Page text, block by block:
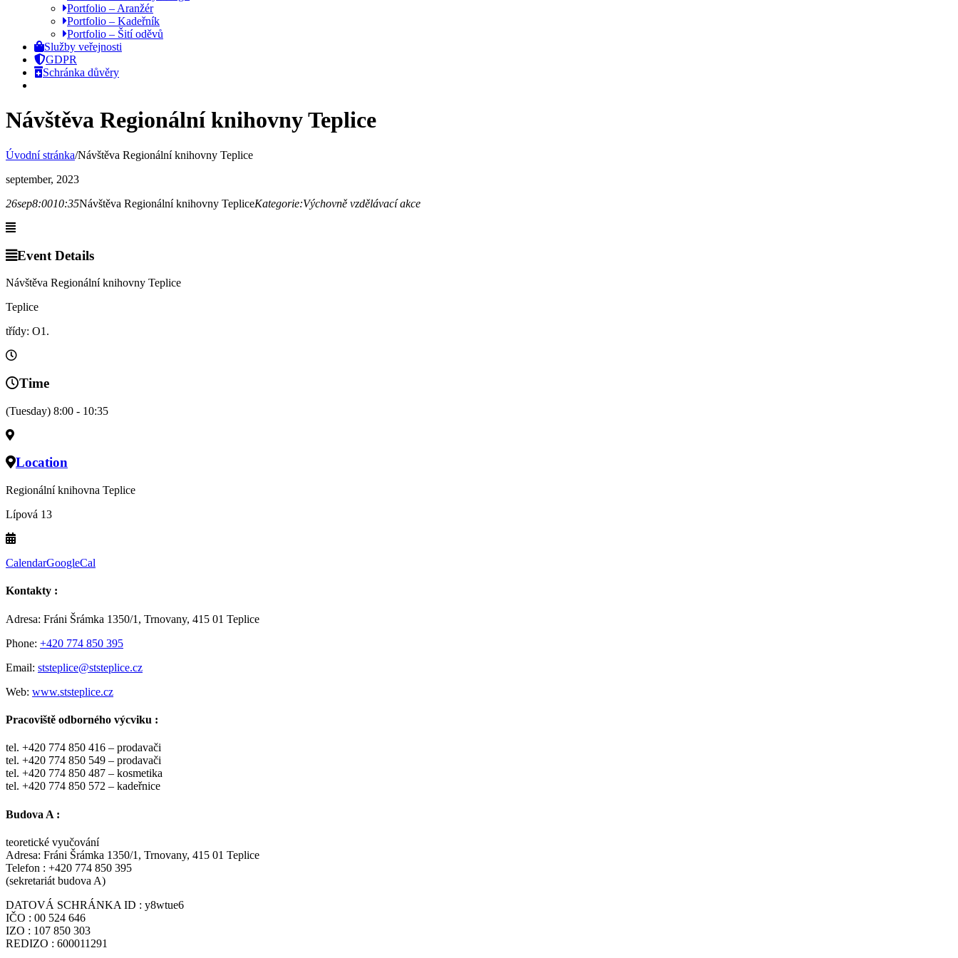
Portfolio – Aranžér
Portfolio – Kadeřník
Portfolio – Šití oděvů
Služby veřejnosti
GDPR
Schránka důvěry
Návštěva Regionální knihovny Teplice
Úvodní stránka/Návštěva Regionální knihovny Teplice
september, 2023
26sep8:0010:35Návštěva Regionální knihovny TepliceKategorie:Výchovně vzdělávací akce
Event Details
Návštěva Regionální knihovny Teplice
Teplice
třídy: O1.
Time
(Tuesday) 8:00 - 10:35
Location
Regionální knihovna Teplice
Lípová 13
CalendarGoogleCal
Kontakty :
Adresa: Fráni Šrámka 1350/1, Trnovany, 415 01 Teplice
Phone: +420 774 850 395
Email: ststeplice@ststeplice.cz
Web: www.ststeplice.cz
Pracoviště odborného výcviku :
tel. +420 774 850 416 – prodavači
tel. +420 774 850 549 – prodavači
tel. +420 774 850 487 – kosmetika
tel. +420 774 850 572 – kadeřnice
Budova A :
teoretické vyučování
Adresa: Fráni Šrámka 1350/1, Trnovany, 415 01 Teplice
Telefon : +420 774 850 395
(sekretariát budova A)
DATOVÁ SCHRÁNKA ID : y8wtue6
IČO : 00 524 646
IZO : 107 850 303
REDIZO : 600011291